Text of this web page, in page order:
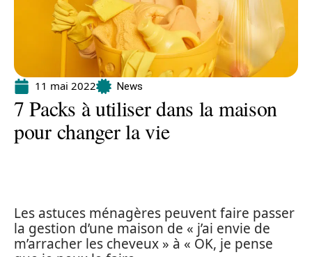
11 mai 2022 News
7 Packs à utiliser dans la maison
pour changer la vie
Les astuces ménagères peuvent faire passer
la gestion d’une maison de « j’ai envie de
m’arracher les cheveux » à « OK, je pense